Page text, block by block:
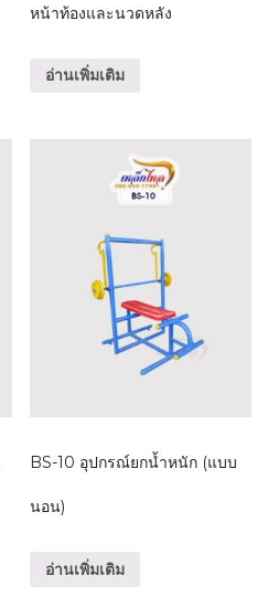
หน้าท้องและนวดหลัง
อ่านเพิ่มเติม
BS-10 อุปกรณ์ยกน้ำหนัก (แบบ
นอน)
อ่านเพิ่มเติม